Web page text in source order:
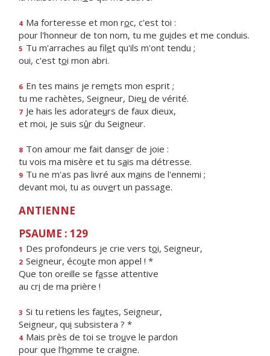
4 Ma forteresse et mon roc, c'est toi :
pour l'honneur de ton nom, tu me guides et me conduis.
5 Tu m'arraches au filet qu'ils m'ont tendu ;
oui, c'est toi mon abri.
6 En tes mains je remets mon esprit ;
tu me rachètes, Seigneur, Dieu de vérité.
7 Je hais les adorateurs de faux dieux,
et moi, je suis sûr du Seigneur.
8 Ton amour me fait danser de joie :
tu vois ma misère et tu sais ma détresse.
9 Tu ne m'as pas livré aux mains de l'ennemi ;
devant moi, tu as ouvert un passage.
ANTIENNE
PSAUME : 129
1 Des profondeurs je crie vers toi, Seigneur,
2 Seigneur, écoute mon appel ! *
Que ton oreille se fasse attentive
au cri de ma prière !
3 Si tu retiens les fautes, Seigneur,
Seigneur, qui subsistera ? *
4 Mais près de toi se trouve le pardon
pour que l’homme te craigne.